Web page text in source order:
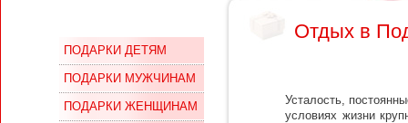
ПОДАРКИ ДЕТЯМ
ПОДАРКИ МУЖЧИНАМ
ПОДАРКИ ЖЕНЩИНАМ
Отдых в
Усталость,
условиях жизни